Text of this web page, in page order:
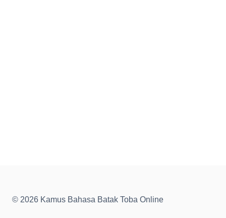
© 2026 Kamus Bahasa Batak Toba Online